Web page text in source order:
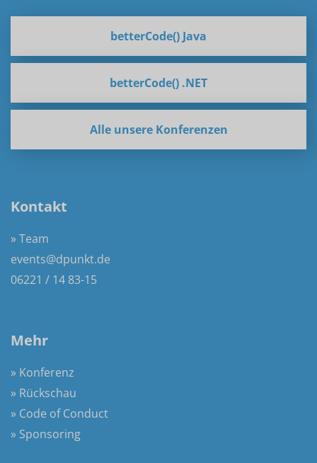
betterCode() Java
betterCode() .NET
Alle unsere Konferenzen
Kontakt
» Team
events@dpunkt.de
06221 / 14 83-15
Mehr
» Konferenz
» Rückschau
» Code of Conduct
» Sponsoring